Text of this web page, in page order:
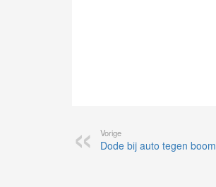
Vorige
Dode bij auto tegen boom